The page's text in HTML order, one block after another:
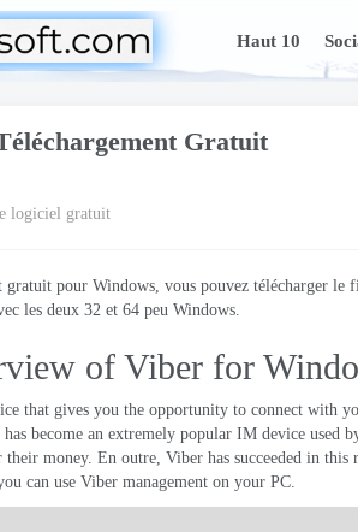
Haut 10
Gratuit
logiciel gratuit
gratuit pour Windows, vous pouvez télécharger
les deux 32 et 64 peu Windows.
of Viber for
that gives you the opportunity to connect with
become an extremely popular IM device used
their money. En outre, Viber has succeeded in this
can use Viber management on your PC.